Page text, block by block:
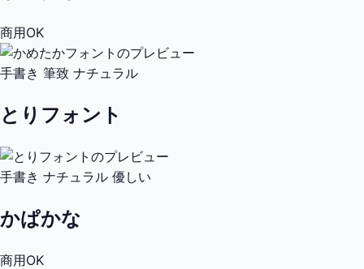
商用OK
手書き 筆致 ナチュラル
とりフォント
手書き ナチュラル 優しい
かぱかな
商用OK